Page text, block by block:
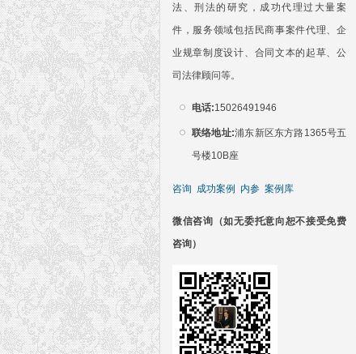
法、刑法的研究，成功代理过大量案
件，服务领域包括民商事案件代理、企
业规章制度设计、合同文本的起草、公
司法律顾问等。
电话:15026491946
联络地址:浦东新区东方路1365号五
号楼10B座
咨询 成功案例 内参 案例库
微信咨询（如无委托意向恕不接受免费
咨询）